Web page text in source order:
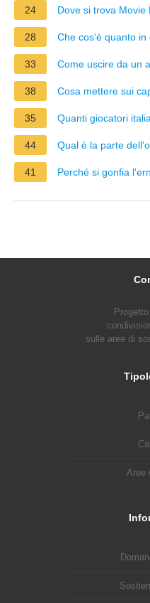
24 Dove si trova Movie
28 Che cos'è quanto in
33 Come uscire da un
38 Cosa mettere sui
35 Quanti giocatori
44 Qual è la parte
41 Perché si gonfia
sulle aree di
Aree